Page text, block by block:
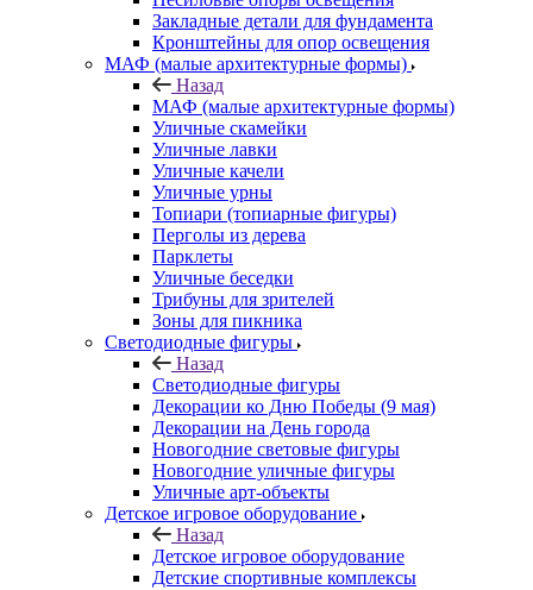
Закладные детали для фундамента
Кронштейны для опор освещения
МАФ (малые архитектурные формы)
Назад
МАФ (малые архитектурные формы)
Уличные скамейки
Уличные лавки
Уличные качели
Уличные урны
Топиари (топиарные фигуры)
Перголы из дерева
Парклеты
Уличные беседки
Трибуны для зрителей
Зоны для пикника
Светодиодные фигуры
Назад
Светодиодные фигуры
Декорации ко Дню Победы (9 мая)
Декорации на День города
Новогодние световые фигуры
Новогодние уличные фигуры
Уличные арт-объекты
Детское игровое оборудование
Назад
Детское игровое оборудование
Детские спортивные комплексы